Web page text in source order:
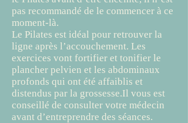
pas recommandé de le commencer à ce
moment-là.
Le Pilates est idéal pour retrouver la
ligne après l’accouchement. Les
exercices vont fortifier et tonifier le
plancher pelvien et les abdominaux
profonds qui ont été affaiblis et
distendus par la grossesse.Il vous est
conseillé de consulter votre médecin
avant d’entreprendre des séances.